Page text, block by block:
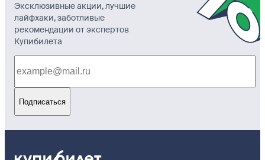
Эксклюзивные акции, лучшие
лайфхаки, заботливые
рекомендации от экспертов
Купибилета
Подписаться